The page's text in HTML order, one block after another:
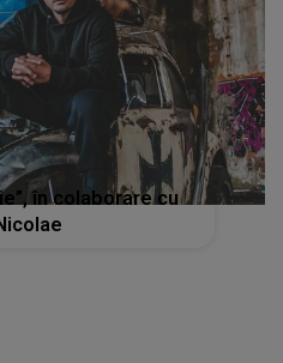
în colaborare cu